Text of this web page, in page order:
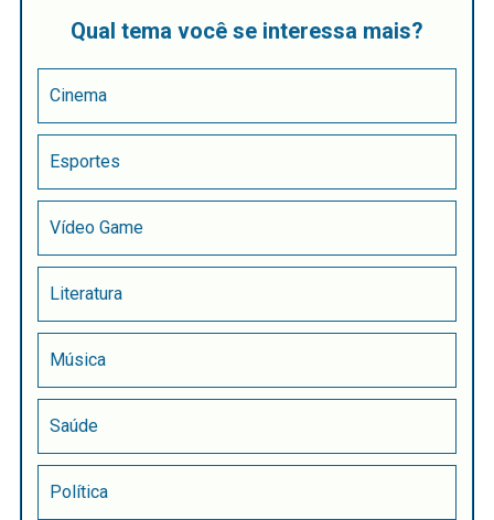
Qual tema você se interessa mais?
Cinema
Esportes
Vídeo Game
Literatura
Música
Saúde
Política